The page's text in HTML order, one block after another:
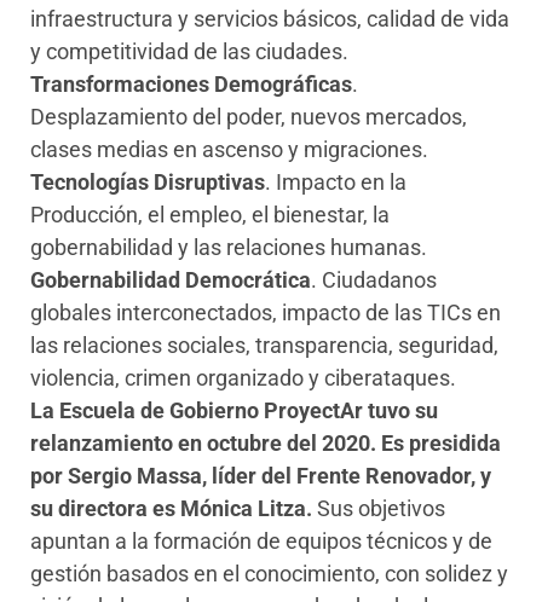
infraestructura y servicios básicos, calidad de vida
y competitividad de las ciudades.
Transformaciones Demográficas.
Desplazamiento del poder, nuevos mercados,
clases medias en ascenso y migraciones.
Tecnologías Disruptivas. Impacto en la
Producción, el empleo, el bienestar, la
gobernabilidad y las relaciones humanas.
Gobernabilidad Democrática. Ciudadanos
globales interconectados, impacto de las TICs en
las relaciones sociales, transparencia, seguridad,
violencia, crimen organizado y ciberataques.
La Escuela de Gobierno ProyectAr tuvo su
relanzamiento en octubre del 2020. Es presidida
por Sergio Massa, líder del Frente Renovador, y
su directora es Mónica Litza. Sus objetivos
apuntan a la formación de equipos técnicos y de
gestión basados en el conocimiento, con solidez y